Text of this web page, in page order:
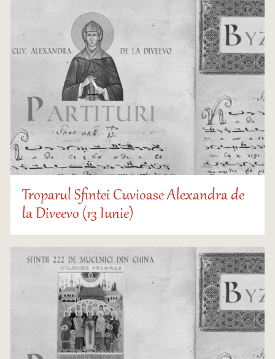
Troparul Sfintei Cuvioase Alexandra de
la Diveevo (13 Iunie)